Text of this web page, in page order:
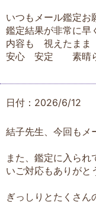
いつもメール鑑定お
鑑定結果が非常に
内容も 視えたまま
安心 安定 素晴ら
日付：2026/6/12
結子先生、今回もメ
また、鑑定に入ら
いご対応もありがと
ぎっしりとたくさん